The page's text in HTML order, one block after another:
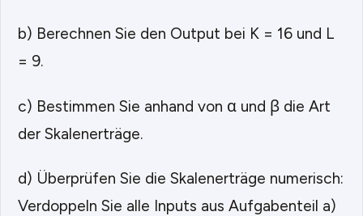
b) Berechnen Sie den Output bei K = 16 und L
= 9.
c) Bestimmen Sie anhand von α und β die Art
der Skalenerträge.
d) Überprüfen Sie die Skalenerträge numerisch:
Verdoppeln Sie alle Inputs aus Aufgabenteil a)